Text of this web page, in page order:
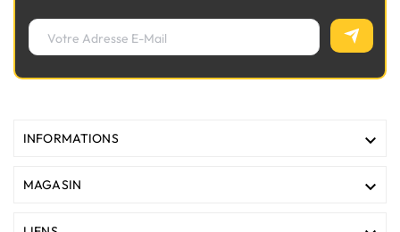
INFORMATIONS 
MAGASIN 